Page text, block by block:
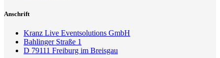
Anschrift
Kranz Live Eventsolutions GmbH
Bahlinger Straße 1
D 79111 Freiburg im Breisgau